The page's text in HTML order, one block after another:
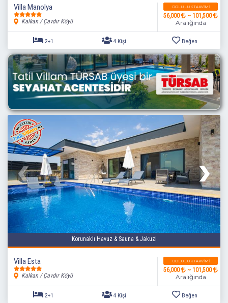
Villa Manolya
Kalkan / Çavdır Köyü
DOLULUK TAKVIMI
56,000 ~ 101,500
Aralığında
2+1 4 Kişi Beğen
Korunaklı Havuz & Sauna & Jakuzi
Villa Esta
Kalkan / Çavdır Köyü
DOLULUK TAKVIMI
56,000 ~ 101,500
Aralığında